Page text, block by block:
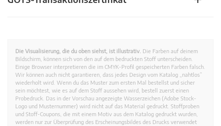
Die Visualisierung, die du oben siehst, ist illustrativ. Die Farben auf deinem
Bildschirm, können sich von den auf dem bedruckten Stoff unterscheiden.
Einige Browser interpretieren die im CMYK-Profil gespeicherten Farben falsch.
Wir können auch nicht garantieren, dass jedes Design vom Katalog „nahtlos”
wiederholt wird. Wenn du das Muster zum ersten Mal bestellst und sicher
sein möchtest, wie es auf dem Stoff aussehen wird, bestell zuerst einen
Probedruck. Das in der Vorschau angezeigte Wasserzeichen (Adobe Stock-
Logo und Musternummer) wird nicht auf das Material gedruckt. Stoffproben
und Stoff-Coupons, die mit einem Motiv aus dem Katalog gedruckt wurden,
werden nur zur Überprüfung des Erscheinungsbildes des Drucks verwendet